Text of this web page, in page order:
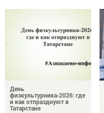
День
физкультурника‑2026: где
и как отпразднуют в
Татарстане